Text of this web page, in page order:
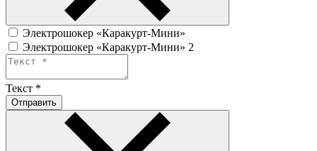
Электрошокер «Каракурт-Мини»
Электрошокер «Каракурт-Мини» 2
Текст *
Отправить